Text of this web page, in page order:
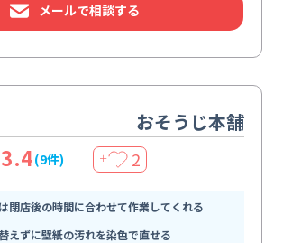
メールで相談する
おそうじ本舗
3.4(9件) ＋ 2
閉店後の時間に合わせて作業してくれる
えずに壁紙の汚れを染色で直せる